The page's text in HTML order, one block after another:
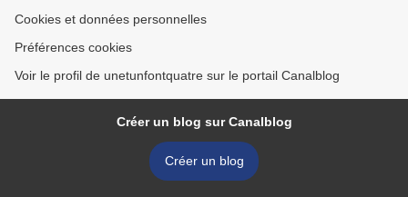
Cookies et données personnelles
Préférences cookies
Voir le profil de unetunfontquatre sur le portail Canalblog
Créer un blog sur Canalblog
Créer un blog